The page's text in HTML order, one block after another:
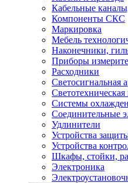
Кабельные
Компоненты СКС
Маркировка
Мебель
Наконечники,
Приборы
Расходники
Светосигнальная
Системы
Соединительные
Удлинители
Устройства
Устройства
Шкафы, стойки,
Электроника